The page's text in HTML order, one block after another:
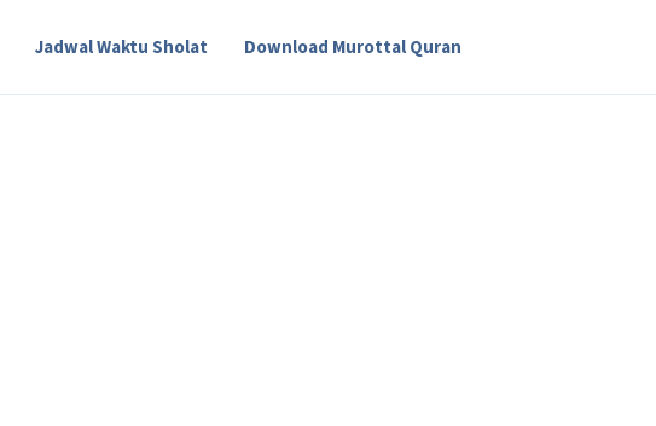
Jadwal Waktu Sholat Download Murottal Quran